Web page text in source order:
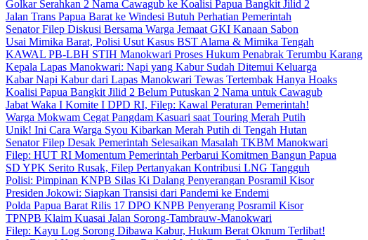
Golkar Serahkan 2 Nama Cawagub ke Koalisi Papua Bangkit Jilid 2
Jalan Trans Papua Barat ke Windesi Butuh Perhatian Pemerintah
Senator Filep Diskusi Bersama Warga Jemaat GKI Kanaan Sabon
Usai Mimika Barat, Polisi Usut Kasus BST Alama & Mimika Tengah
KAWAL PB-LBH STIH Manokwari Proses Hukum Penabrak Terumbu Karang
Kepala Lapas Manokwari: Napi yang Kabur Sudah Ditemui Keluarga
Kabar Napi Kabur dari Lapas Manokwari Tewas Tertembak Hanya Hoaks
Koalisi Papua Bangkit Jilid 2 Belum Putuskan 2 Nama untuk Cawagub
Jabat Waka I Komite I DPD RI, Filep: Kawal Peraturan Pemerintah!
Warga Mokwam Cegat Pangdam Kasuari saat Touring Merah Putih
Unik! Ini Cara Warga Syou Kibarkan Merah Putih di Tengah Hutan
Senator Filep Desak Pemerintah Selesaikan Masalah TKBM Manokwari
Filep: HUT RI Momentum Pemerintah Perbarui Komitmen Bangun Papua
SD YPK Serito Rusak, Filep Pertanyakan Kontribusi LNG Tangguh
Polisi: Pimpinan KNPB Silas Ki Dalang Penyerangan Posramil Kisor
Presiden Jokowi: Siapkan Transisi dari Pandemi ke Endemi
Polda Papua Barat Rilis 17 DPO KNPB Penyerang Posramil Kisor
TPNPB Klaim Kuasai Jalan Sorong-Tambrauw-Manokwari
Filep: Kayu Log Sorong Dibawa Kabur, Hukum Berat Oknum Terlibat!